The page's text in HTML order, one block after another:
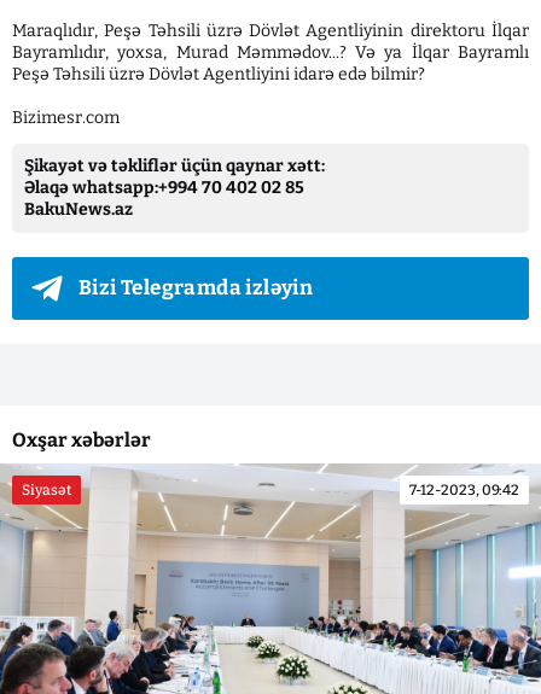
Maraqlıdır, Peşə Təhsili üzrə Dövlət Agentliyinin direktoru İlqar
Bayramlıdır, yoxsa, Murad Məmmədov...? Və ya İlqar Bayramlı
Peşə Təhsili üzrə Dövlət Agentliyini idarə edə bilmir?
Bizimesr.com
Şikayət və təkliflər üçün qaynar xətt:
Əlaqə whatsapp:+994 70 402 02 85
BakuNews.az
Bizi Telegramda izləyin
Oxşar xəbərlər
Siyasət 7-12-2023, 09:42